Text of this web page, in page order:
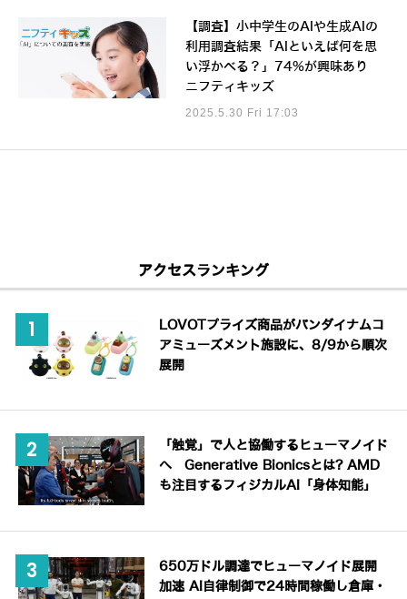
【調査】小中学生のAIや生成AIの
利用調査結果「AIといえば何を思
い浮かべる？」74%が興味あり
ニフティキッズ
2025.5.30 Fri 17:03
アクセスランキング
LOVOTプライズ商品がバンダイナムコ
アミューズメント施設に、8/9から順次
展開
「触覚」で人と協働するヒューマノイド
へ Generative Bionicsとは? AMD
も注目するフィジカルAI「身体知能」
650万ドル調達でヒューマノイド展開
加速 AI自律制御で24時間稼働し倉庫・